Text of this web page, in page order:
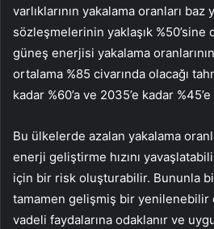
varlıklarının yakalama oranları
sözleşmelerinin yaklaşık %50’sine
güneş enerjisi yakalama
ortalama %85 civarında olacağı
kadar %60’a ve 2035’e kadar
Bu ülkelerde azalan yakalama
enerji geliştirme hızını
için bir risk oluşturabilir. Bununla
tamamen gelişmiş bir
vadeli faydalarına odaklanır ve